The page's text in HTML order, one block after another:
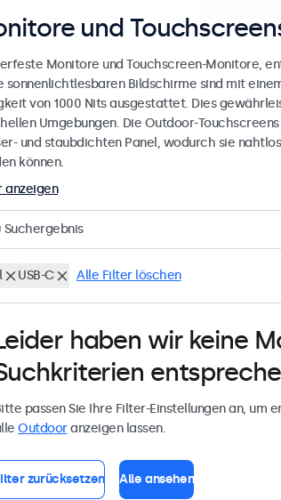
und
Monitore und Touchscreen-Monitore,
sonnenlichtlesbaren Bildschirme sind mit
von 1000 Nits ausgestattet. Dies
Umgebungen. Die Outdoor-
und staubdichten Panel, wodurch sie
können.
anzeigen
Suchergebnis
USB-C Alle Filter löschen
haben wir keine
passen Sie Ihre Filter-Einstellungen an, um
Outdooranzeigen lassen.
zurücksetzen Alle ansehen